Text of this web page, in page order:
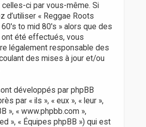
ci par vous-même. Si
d’utiliser « Reggae Roots
60's to mid 80's » alors que des
été effectués, vous
légalement responsable des
des mises à jour et/ou
développés par phpBB
par « ils », « eux », « leur »,
», « www.phpbb.com »,
», « Équipes phpBB ») qui est